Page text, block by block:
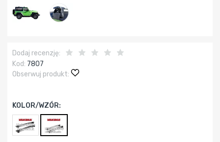
Dodaj recenzję:
Kod: 7807
Obserwuj produkt:
KOLOR/WZÓR: